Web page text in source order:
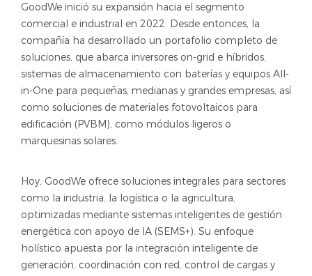
GoodWe inició su expansión hacia el segmento
comercial e industrial en 2022. Desde entonces, la
compañía ha desarrollado un portafolio completo de
soluciones, que abarca inversores on-grid e híbridos,
sistemas de almacenamiento con baterías y equipos All-
in-One para pequeñas, medianas y grandes empresas, así
como soluciones de materiales fotovoltaicos para
edificación (PVBM), como módulos ligeros o
marquesinas solares.
Hoy, GoodWe ofrece soluciones integrales para sectores
como la industria, la logística o la agricultura,
optimizadas mediante sistemas inteligentes de gestión
energética con apoyo de IA (SEMS+). Su enfoque
holístico apuesta por la integración inteligente de
generación, coordinación con red, control de cargas y